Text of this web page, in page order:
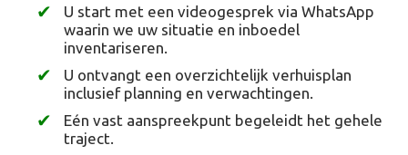
U start met een videogesprek via WhatsApp
waarin we uw situatie en inboedel
inventariseren.
U ontvangt een overzichtelijk verhuisplan
inclusief planning en verwachtingen.
Eén vast aanspreekpunt begeleidt het gehele
traject.